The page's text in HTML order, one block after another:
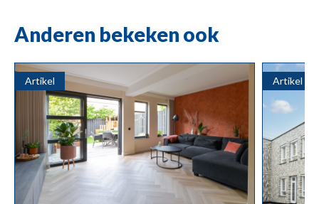
Anderen bekeken ook
Artikel Artikel